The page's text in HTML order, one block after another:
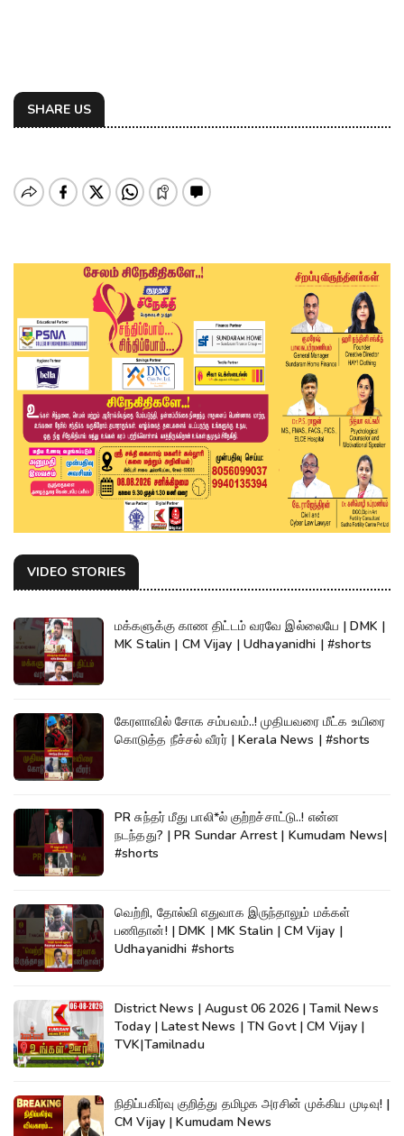
SHARE US
VIDEO STORIES
மக்களுக்கு காண திட்டம் வரவே இல்லையே | DMK |
MK Stalin | CM Vijay | Udhayanidhi | #shorts
கேரளாவில் சோக சம்பவம்..! முதியவரை மீட்க உயிரை
கொடுத்த நீச்சல் வீரர் | Kerala News | #shorts
PR சுந்தர் மீது பாலி*ல் குற்றச்சாட்டு..! என்ன
நடந்தது? | PR Sundar Arrest | Kumudam News|
#shorts
வெற்றி, தோல்வி எதுவாக இருந்தாலும் மக்கள்
பணிதான்! | DMK | MK Stalin | CM Vijay |
Udhayanidhi #shorts
District News | August 06 2026 | Tamil News
Today | Latest News | TN Govt | CM Vijay |
TVK|Tamilnadu
நிதிப்பகிர்வு குறித்து தமிழக அரசின் முக்கிய முடிவு! |
CM Vijay | Kumudam News